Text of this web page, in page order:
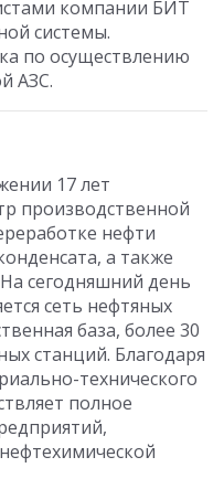
компании БИТ
системы.
по осуществлению
АЗС.
17 лет
производственной
нефти
а также
сегодняшний день
сеть нефтяных
база, более 30
станций. Благодаря
технического
полное